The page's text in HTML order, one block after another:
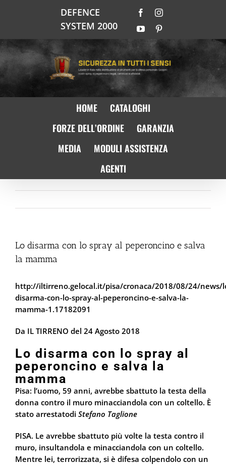
DEFENCE
SYSTEM 2000
FacebookInstagram
YouTubePinterest
HOME
CATALOGHI
FORZE DELL’ORDINE
GARANZIA
MEDIA
MODULI ASSISTENZA
AGENTI
Lo disarma con lo spray al peperoncino e salva
la mamma
http://iltirreno.gelocal.it/pisa/cronaca/2018/08/24/news/
disarma-con-lo-spray-al-peperoncino-e-salva-la-
mamma-1.17182091
Da IL TIRRENO del 24 Agosto 2018
Lo disarma con lo spray al
peperoncino e salva la
mamma
Pisa: l’uomo, 59 anni, avrebbe sbattuto la testa della
donna contro il muro minacciandola con un coltello. È
stato arrestatodi Stefano Taglione
PISA. Le avrebbe sbattuto più volte la testa contro il
muro, insultandola e minacciandola con un coltello.
Mentre lei, terrorizzata, si è difesa colpendolo con un